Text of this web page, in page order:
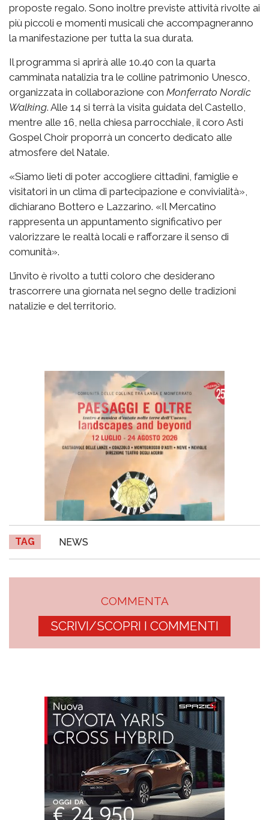
proposte regalo. Sono inoltre previste attività rivolte ai
più piccoli e momenti musicali che accompagneranno
la manifestazione per tutta la sua durata.
Il programma si aprirà alle 10.40 con la quarta
camminata natalizia tra le colline patrimonio Unesco,
organizzata in collaborazione con Monferrato Nordic
Walking. Alle 14 si terrà la visita guidata del Castello,
mentre alle 16, nella chiesa parrocchiale, il coro Asti
Gospel Choir proporrà un concerto dedicato alle
atmosfere del Natale.
«Siamo lieti di poter accogliere cittadini, famiglie e
visitatori in un clima di partecipazione e convivialità»,
dichiarano Bottero e Lazzarino. «Il Mercatino
rappresenta un appuntamento significativo per
valorizzare le realtà locali e rafforzare il senso di
comunità».
L’invito è rivolto a tutti coloro che desiderano
trascorrere una giornata nel segno delle tradizioni
natalizie e del territorio.
TAG NEWS
COMMENTA
SCRIVI/SCOPRI I COMMENTI